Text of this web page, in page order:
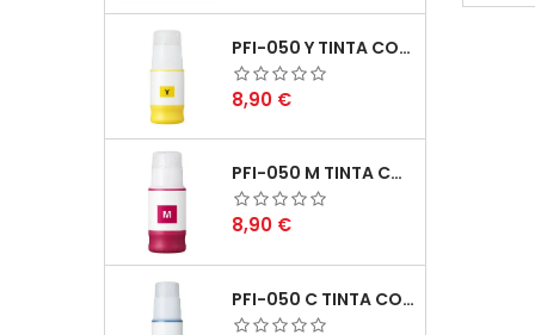
PFI-050 Y TINTA COMPATÍVEL AMARELO
Preço
8,90 €
PFI-050 M TINTA COMPATÍVEL MAGENTA
Preço
8,90 €
PFI-050 C TINTA COMPATÍVEL CIANO